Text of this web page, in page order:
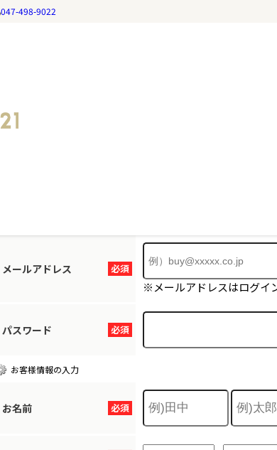
047-498-9022
お探しの物件はご成約済
ホームページに掲載されてい
お手数ですが、会員登録フ
必須
メールアドレス
※メールアドレスはログイ
必須
パスワード
お客様情報の入力
必須
お名前